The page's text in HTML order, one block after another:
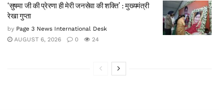
‘सुषमा जी की प्रेरणा ही मेरी जनसेवा की शक्ति’ : मुख्यमंत्री
रेखा गुप्ता
by Page 3 News International Desk
AUGUST 6, 2026
0 24